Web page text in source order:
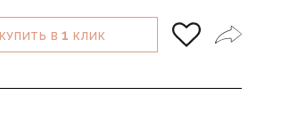
КУПИТЬ В1 КЛИК